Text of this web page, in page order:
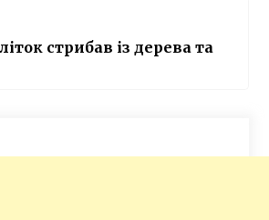
стрибав із дерева та